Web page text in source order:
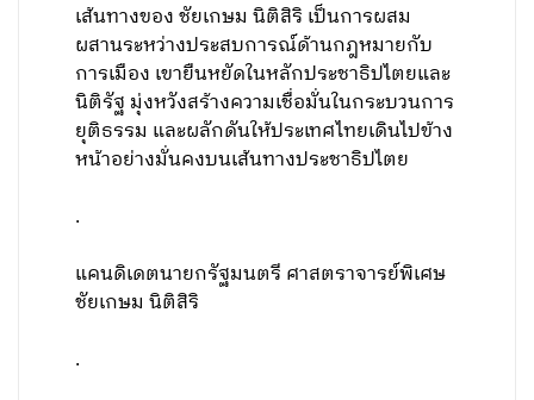
เส้นทางของ ชัยเกษม นิติสิริ เป็นการผสม
ผสานระหว่างประสบการณ์ด้านกฎหมายกับ
การเมือง เขายืนหยัดในหลักประชาธิปไตยและ
นิติรัฐ มุ่งหวังสร้างความเชื่อมั่นในกระบวนการ
ยุติธรรม และผลักดันให้ประเทศไทยเดินไปข้าง
หน้าอย่างมั่นคงบนเส้นทางประชาธิปไตย
.
แคนดิเดตนายกรัฐมนตรี ศาสตราจารย์พิเศษ
ชัยเกษม นิติสิริ
.